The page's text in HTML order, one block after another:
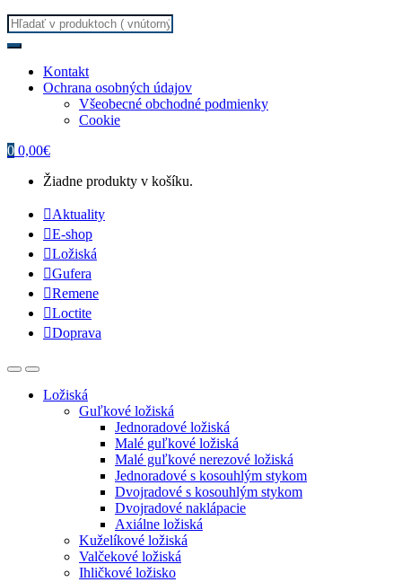
Search for:
Kontakt
Ochrana osobných údajov
Všeobecné obchodné podmienky
Cookie
0 0,00€
Žiadne produkty v košíku.
Aktuality
E-shop
Ložiská
Gufera
Remene
Loctite
Doprava
Ložiská
Guľkové ložiská
Jednoradové ložiská
Malé guľkové ložiská
Malé guľkové nerezové ložiská
Jednoradové s kosouhlým stykom
Dvojradové s kosouhlým stykom
Dvojradové naklápacie
Axiálne ložiská
Kuželíkové ložiská
Valčekové ložiská
Ihličkové ložisko